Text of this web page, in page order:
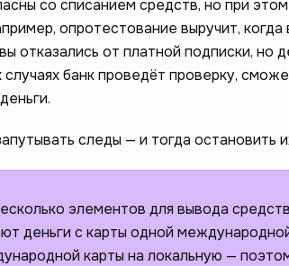
со списанием средств, но при
опротестование выручит, когда
отказались от платной подписки, но
банк проведёт проверку,
следы — и тогда остановить
элементов для вывода
деньги с карты одной
карты на локальную —